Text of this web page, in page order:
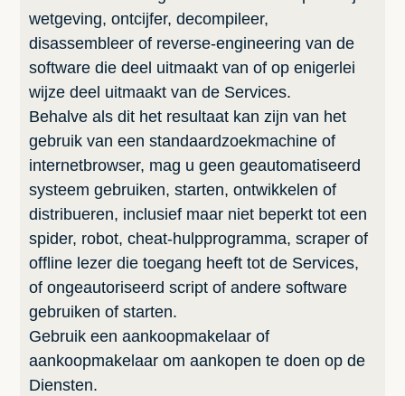
wetgeving, ontcijfer, decompileer,
disassembleer of reverse-engineering van de
software die deel uitmaakt van of op enigerlei
wijze deel uitmaakt van de Services.
Behalve als dit het resultaat kan zijn van het
gebruik van een standaardzoekmachine of
internetbrowser, mag u geen geautomatiseerd
systeem gebruiken, starten, ontwikkelen of
distribueren, inclusief maar niet beperkt tot een
spider, robot, cheat-hulpprogramma, scraper of
offline lezer die toegang heeft tot de Services,
of ongeautoriseerd script of andere software
gebruiken of starten.
Gebruik een aankoopmakelaar of
aankoopmakelaar om aankopen te doen op de
Diensten.